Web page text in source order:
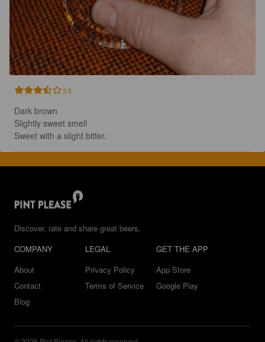
3.5
Dark brown
Slightly sweet smell
Sweet with a slight bitter.
Discover, rate and share great beers.
COMPANY
About
Contact
Blog
LEGAL
Privacy Policy
Terms of Service
GET THE APP
App Store
Google Play